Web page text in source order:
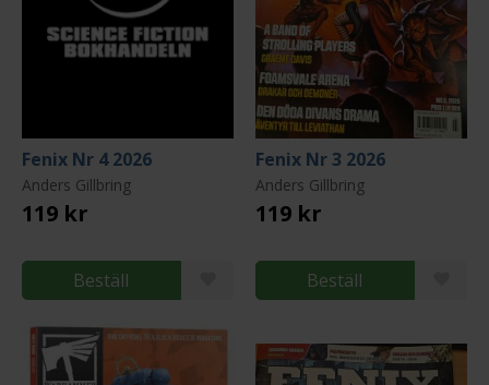
Fenix Nr 4 2026
Anders Gillbring
119 kr
Beställ
Fenix Nr 3 2026
Anders Gillbring
119 kr
Beställ